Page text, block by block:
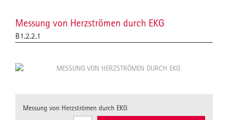
Messung von Herzströmen durch EKG
B1.2.2.1
Messung von Herzströmen durch EKG